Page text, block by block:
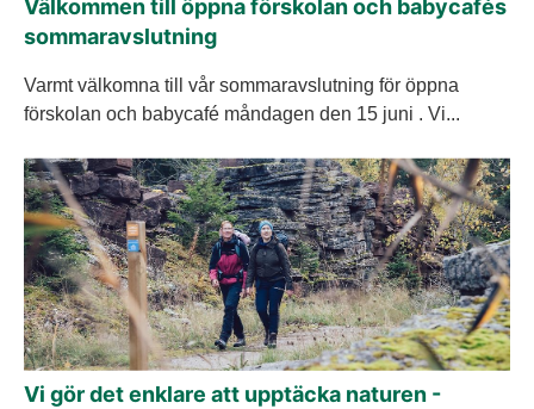
Välkommen till öppna förskolan och babycafés
sommaravslutning
Varmt välkomna till vår sommaravslutning för öppna
förskolan och babycafé måndagen den 15 juni . Vi...
Vi gör det enklare att upptäcka naturen -